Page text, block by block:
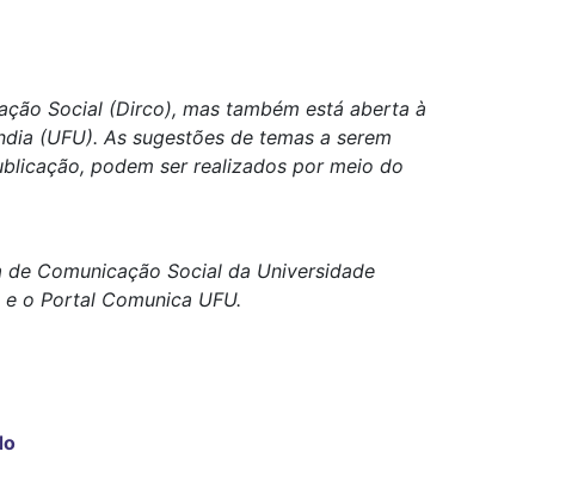
Social (Dirco), mas também está aberta à
(UFU). As sugestões de temas a serem
podem ser realizados por meio do
Comunicação Social da Universidade
o Portal Comunica UFU.